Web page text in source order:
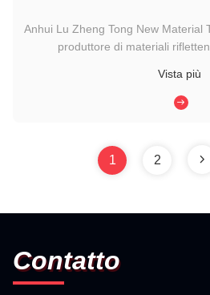
Anhui Lu Zheng Tong New Material
produttore di materiali
ingegnere (EG):Un'opzione
minore riflettività, adatta per
Vista più
1 2
Contatto